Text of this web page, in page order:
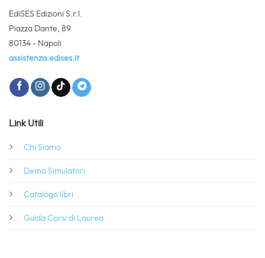
EdiSES Edizioni S.r.l.
Piazza Dante, 89
80134 - Napoli
assistenza.edises.it
Link Utili
Chi Siamo
Demo Simulatori
Catalogo libri
Guida Corsi di Laurea